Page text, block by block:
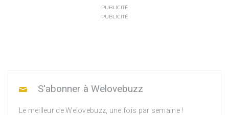
PUBLICITÉ
PUBLICITÉ
S'abonner à Welovebuzz
Le meilleur de Welovebuzz, une fois par semaine !